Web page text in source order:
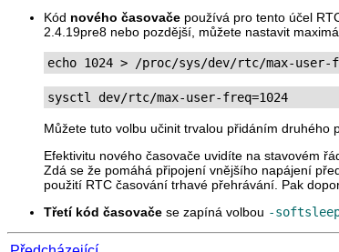
Kód nového časovače používá pro tento účel
2.4.19pre8 nebo pozdější, můžete nastavit
echo 1024 > /proc/sys/dev/rtc/max-user-
sysctl dev/rtc/max-user-freq=1024
Můžete tuto volbu učinit trvalou přidáním druhého
Efektivitu nového časovače uvidíte na stavovém
Zdá se že pomáhá připojení vnějšího napájení
použití RTC časování trhavé přehrávání. Pak
Třetí kód časovače se zapíná volbou -